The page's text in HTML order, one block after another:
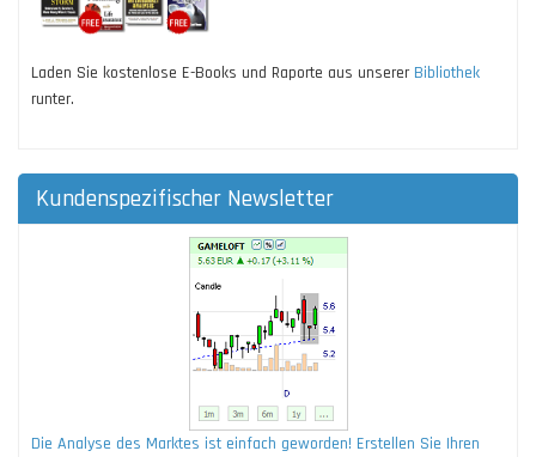
Laden Sie kostenlose E-Books und Raporte aus unserer Bibliothek
runter.
Kundenspezifischer Newsletter
Die Analyse des Marktes ist einfach geworden! Erstellen Sie Ihren